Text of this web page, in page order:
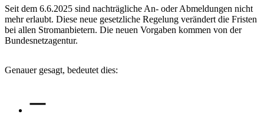
Seit dem 6.6.2025 sind nachträgliche An- oder Abmeldungen nicht
mehr erlaubt. Diese neue gesetzliche Regelung verändert die Fristen
bei allen Stromanbietern. Die neuen Vorgaben kommen von der
Bundesnetzagentur.
Genauer gesagt, bedeutet dies: